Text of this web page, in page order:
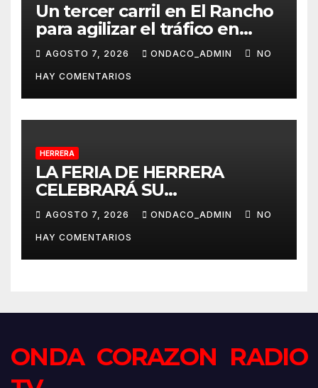
Un tercer carril en El Rancho
para agilizar el tráfico en
dirección a Alcalá del Río
desde La Rinconada
AGOSTO 7, 2026 ONDACO_ADMIN NO
HAY COMENTARIOS
HERRERA
LA FERIA DE HERRERA
CELEBRARÁ SU
TRADICIONAL PASEO DE
CABALLISTAS, AMAZONAS Y
COCHES DE CABALLOS
AGOSTO 7, 2026 ONDACO_ADMIN NO
HAY COMENTARIOS
ONDA CORAZON RADIO